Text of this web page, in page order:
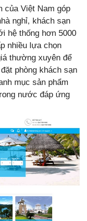
của Việt Nam góp
nghỉ, khách sạn
hệ thống hơn 5000
nhiều lựa chọn
thường xuyên để
phòng khách sạn
mục sản phẩm
nước đáp ứng